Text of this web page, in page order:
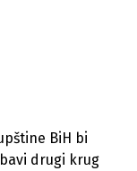
BiH bi
drugi krug